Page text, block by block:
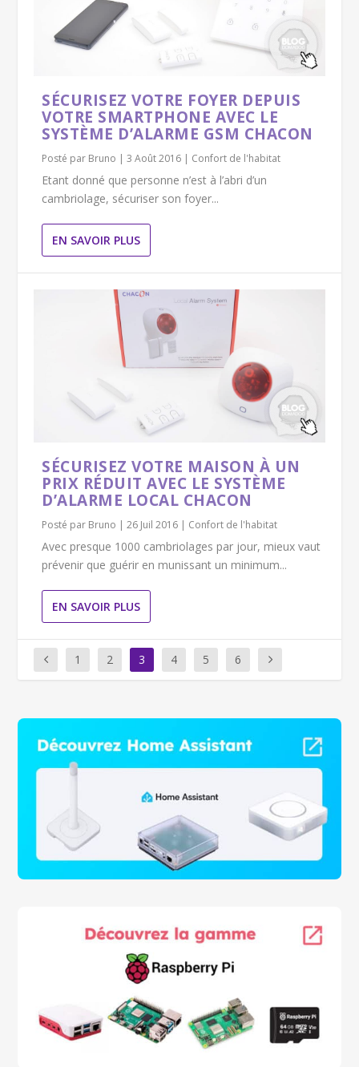
SÉCURISEZ VOTRE FOYER DEPUIS
VOTRE SMARTPHONE AVEC LE
SYSTÈME D’ALARME GSM CHACON
Posté par Bruno |3 Août 2016 | Confort de l'habitat
Etant donné que personne n’est à l’abri d’un
cambriolage, sécuriser son foyer...
EN SAVOIR PLUS
SÉCURISEZ VOTRE MAISON À UN
PRIX RÉDUIT AVEC LE SYSTÈME
D’ALARME LOCAL CHACON
Posté par Bruno |26 Juil 2016 | Confort de l'habitat
Avec presque 1000 cambriolages par jour, mieux vaut
prévenir que guérir en munissant un minimum...
EN SAVOIR PLUS
1 2 3 4 5 6